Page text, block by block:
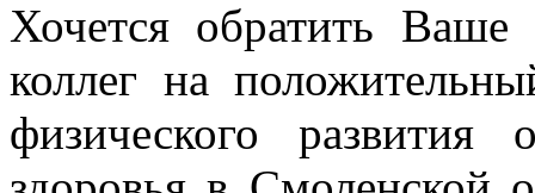
Хочется обратить
коллег на
физического